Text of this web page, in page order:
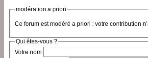
modération a priori
Ce forum est modéré a priori : votre contribution
Qui êtes-vous ?
Votre nom